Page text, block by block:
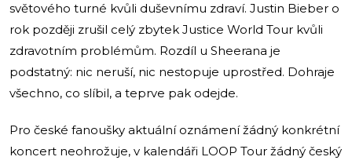
světového turné kvůli duševnímu zdraví. Justin Bieber o
rok později zrušil celý zbytek Justice World Tour kvůli
zdravotním problémům. Rozdíl u Sheerana je
podstatný: nic neruší, nic nestopuje uprostřed. Dohraje
všechno, co slíbil, a teprve pak odejde.
Pro české fanoušky aktuální oznámení žádný konkrétní
koncert neohrožuje, v kalendáři LOOP Tour žádný český